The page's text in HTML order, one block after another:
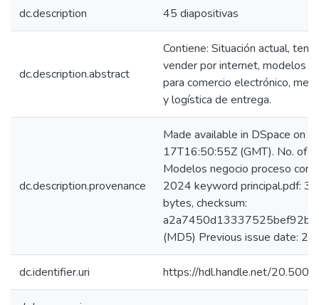
dc.description 45 diapositivas
dc.description.abstract
Contiene: Situación actual,
vender por internet, modelos
para comercio electrónico,
y logística de entrega.
dc.description.provenance
Made available in DSpace on
17T16:50:55Z (GMT). No. of
Modelos negocio proceso
2024 keyword principal.pdf:
bytes, checksum:
(MD5) Previous issue date:
dc.identifier.uri https://hdl.handle.net/